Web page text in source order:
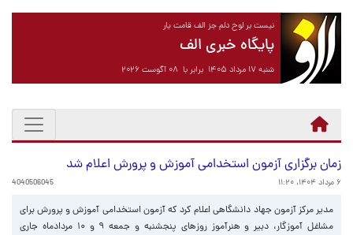
نیست بر لوح دلم جز الف قامت یار
پایگاه خبری الف
شنبه ۱۷ مرداد ۱۴۰۵ برابر با ۰۸ آگوست ۲۰۲۶
زمان برگزاری آزمون استخدامی آموزش و پرورش اعلام شد
۶ مرداد ۱۴۰۴، ۱۱:۲۰ 4040506045
مدیر مرکز آزمون جهاد دانشگاهی اعلام کرد که آزمون استخدامی آموزش و پرورش برای
مشاغل آموزگار، دبیر و هنرآموز روزهای پنجشنبه و جمعه ۹ و ۱۰ مردادماه جاری